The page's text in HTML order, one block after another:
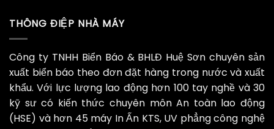
THÔNG ĐIỆP NHÀ MÁY
Công ty TNHH Biển Báo & BHLĐ Huệ Sơn chuyên sản
xuất biển báo theo đơn đặt hàng trong nước và xuất
khẩu. Với lực lượng lao động hơn 100 tay nghề và 30
kỹ sư có kiến thức chuyên môn An toàn lao động
(HSE) và hơn 45 máy In Ấn KTS, UV phẳng công nghệ